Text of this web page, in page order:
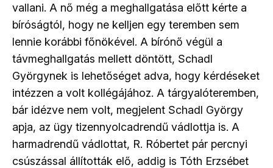
vallani. A nő még a meghallgatása előtt kérte a
bíróságtól, hogy ne kelljen egy teremben sem
lennie korábbi főnökével. A bírónő végül a
távmeghallgatás mellett döntött, Schadl
Györgynek is lehetőséget adva, hogy kérdéseket
intézzen a volt kollégájához. A tárgyalóteremben,
bár idézve nem volt, megjelent Schadl György
apja, az ügy tizennyolcadrendű vádlottja is. A
harmadrendű vádlottat, R. Róbertet pár percnyi
csúszással állították elő, addig is Tóth Erzsébet